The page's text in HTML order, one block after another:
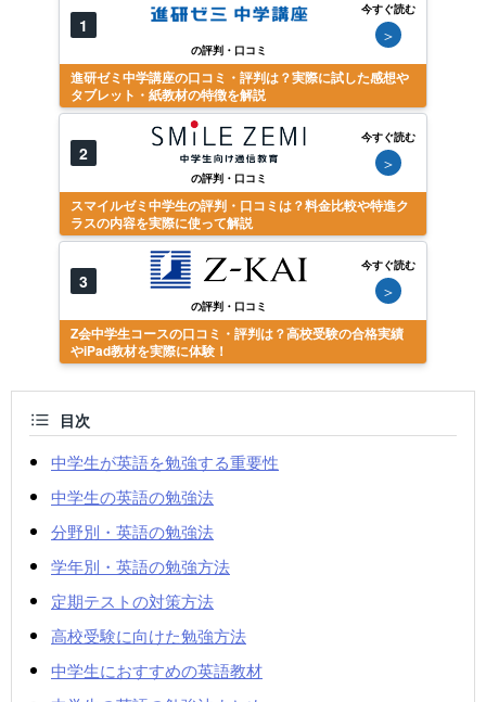
1
の評判・口コミ
今すぐ読む
＞
進研ゼミ中学講座の口コミ・評判は？実際に試した感想や
タブレット・紙教材の特徴を解説
2
の評判・口コミ
今すぐ読む
＞
スマイルゼミ中学生の評判・口コミは？料金比較や特進ク
ラスの内容を実際に使って解説
3
の評判・口コミ
今すぐ読む
＞
Z会中学生コースの口コミ・評判は？高校受験の合格実績
やiPad教材を実際に体験！
目次
中学生が英語を勉強する重要性
中学生の英語の勉強法
分野別・英語の勉強法
学年別・英語の勉強方法
定期テストの対策方法
高校受験に向けた勉強方法
中学生におすすめの英語教材